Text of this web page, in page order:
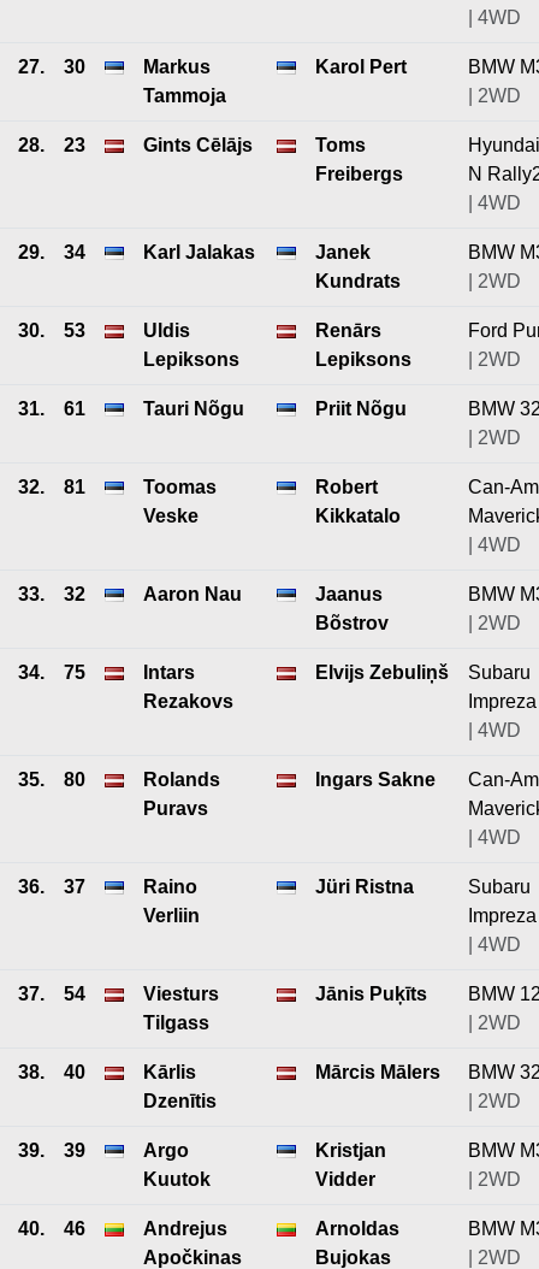
| 4WD
27. 30
Markus
Tammoja
Karol Pert
BMW
| 2WD
28. 23 Gints Cēlājs
Toms
Freibergs
N
| 4WD
29. 34 Karl Jalakas
Janek
Kundrats
BMW
| 2WD
30. 53
Uldis
Lepiksons
Renārs
Lepiksons
Ford
| 2WD
31. 61 Tauri Nõgu Priit Nõgu
BMW
| 2WD
32. 81
Toomas
Veske
Robert
Kikkatalo
Can-Am
| 4WD
33. 32 Aaron Nau
Jaanus
Bõstrov
BMW
| 2WD
34. 75
Intars
Rezakovs
Elvijs Zebuliņš
Subaru
Impreza
| 4WD
35. 80
Rolands
Puravs
Ingars Sakne
Can-Am
| 4WD
36. 37
Raino
Verliin
Jüri Ristna
Subaru
Impreza
| 4WD
37. 54
Viesturs
Tilgass
Jānis Puķīts
BMW
| 2WD
38. 40
Kārlis
Dzenītis
Mārcis Mālers
BMW
| 2WD
39. 39
Argo
Kuutok
Kristjan
Vidder
BMW
| 2WD
40. 46
Andrejus
Apočkinas
Arnoldas
Bujokas
BMW
| 2WD